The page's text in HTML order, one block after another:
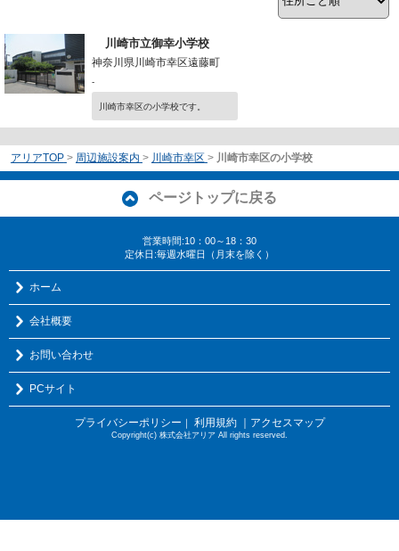
川崎市立御幸小学校
神奈川県川崎市幸区遠藤町
-
川崎市幸区の小学校です。
アリアTOP > 周辺施設案内 > 川崎市幸区 > 川崎市幸区の小学校
ページトップに戻る
営業時間:10：00～18：30
定休日:毎週水曜日（月末を除く）
ホーム
会社概要
お問い合わせ
PCサイト
プライバシーポリシー ｜ 利用規約 ｜アクセスマップ
Copyright(c) 株式会社アリア All rights reserved.